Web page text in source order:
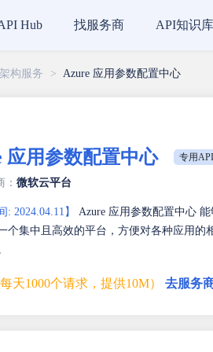
Hub 找服务商 API知识库
构服务 > Azure 应用参数配置中心
应用参数配置中心 专用API
： 微软云平台
: 2024.04.11】
Azure 应用参数配置中心
个集中且高效的平台，方便对各种应用
每天1000个请求，提供10M） 去服务